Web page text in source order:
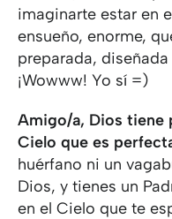
imaginarte estar en
ensueño, enorme,
preparada,
¡Wowww! Yo sí =)
Amigo/a, Dios tiene
Cielo que es
huérfano ni un
Dios, y tienes un
en el Cielo que te